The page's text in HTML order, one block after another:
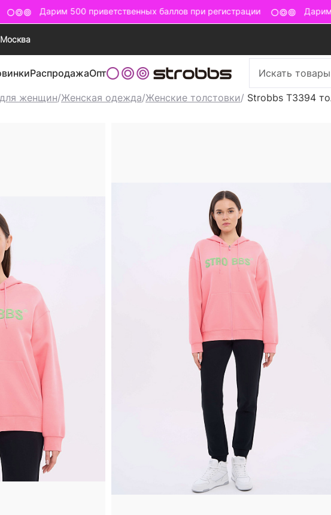
Дарим 500 приветственных баллов при регистрации Дарим
Москва
РаспродажаОпт
женщин/Женская одежда/Женские толстовки/ Strobbs T3394